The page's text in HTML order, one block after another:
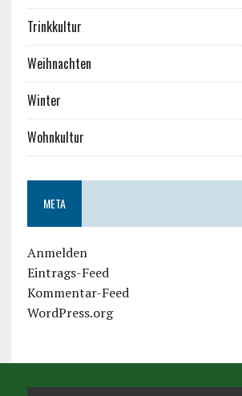
Trinkkultur
Weihnachten
Winter
Wohnkultur
META
Anmelden
Eintrags-Feed
Kommentar-Feed
WordPress.org